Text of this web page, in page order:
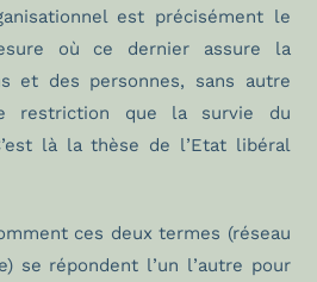
est précisément le
où ce dernier assure la
et des personnes, sans autre
restriction que la survie du
là la thèse de l’Etat libéral
ces deux termes (réseau
se répondent l’un l’autre pour